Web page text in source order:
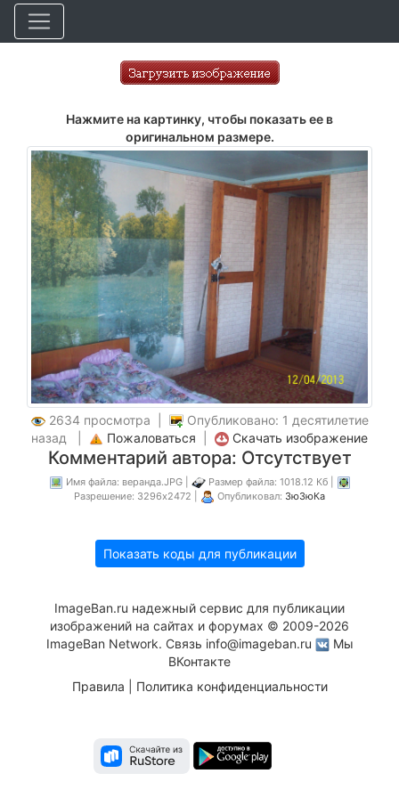
Нажмите на картинку, чтобы показать ее в
оригинальном размере.
2634 просмотра |
Опубликовано: 1 десятилетие
назад |
Пожаловаться Скачать изображение
Комментарий автора: Отсутствует
Имя файла: веранда.JPG |
Размер файла: 1018.12 Кб |
Разрешение: 3296x2472 |
Опубликовал: ЗюЗюКа
Показать коды для публикации
ImageBan.ru надежный сервис для публикации
изображений на сайтах и форумах © 2009-2026
ImageBan Network. Связь info@imageban.ru
Мы
ВКонтакте
Правила
Политика конфиденциальности